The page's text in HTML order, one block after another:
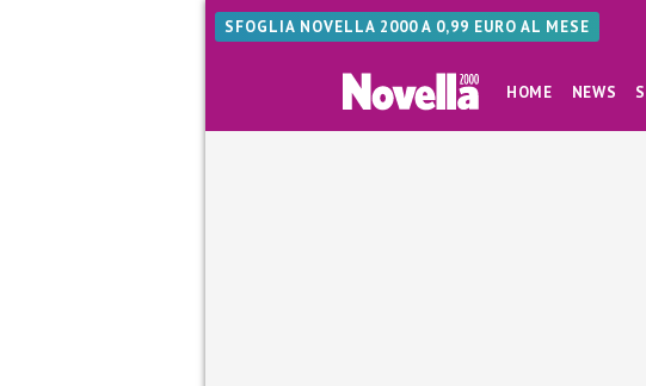
SFOGLIA NOVELLA 2000 A 0,99 EURO AL MESE
HOME NEWS